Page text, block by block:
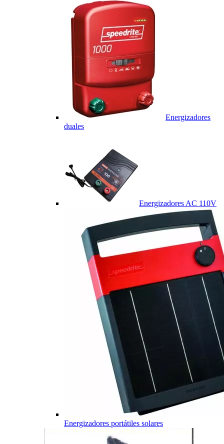
Energizadores
duales
Energizadores AC 110V
Energizadores portátiles solares